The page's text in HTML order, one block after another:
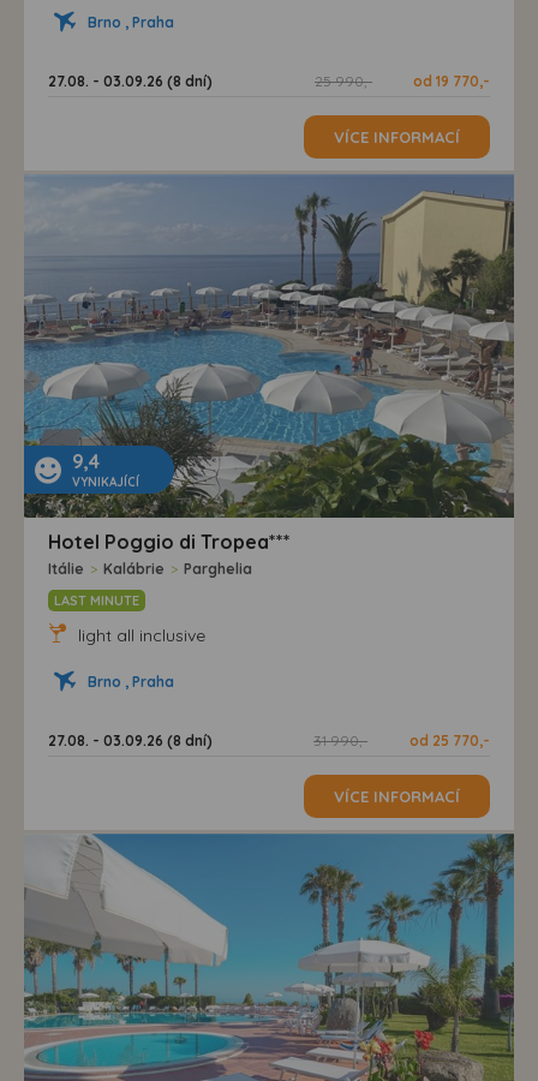
Brno , Praha
27.08. - 03.09.26 (8 dní) 25 990,- od 19 770,-
VÍCE INFORMACÍ
9,4
VYNIKAJÍCÍ
Hotel Poggio di Tropea***
Itálie > Kalábrie > Parghelia
LAST MINUTE
light all inclusive
Brno , Praha
27.08. - 03.09.26 (8 dní) 31 990,- od 25 770,-
VÍCE INFORMACÍ